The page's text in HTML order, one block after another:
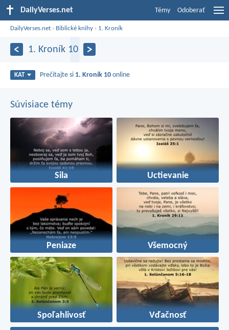
DailyVerses.net Témy Odoberať
DailyVerses.net › Biblické knihy › 1. Kroník
1. Kroník 10
KAT Prečítajte si 1. Kroník 10 online
Súvisiace témy
Sila Uctievanie
Peniaze Všemocný
Spoľahlivosť Vďačnosť